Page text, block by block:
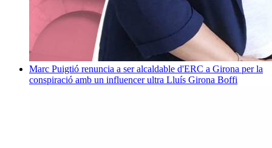
Marc Puigtió renuncia a ser alcaldable d'ERC a Girona per la
conspiració amb un influencer ultra Lluís Girona Boffi